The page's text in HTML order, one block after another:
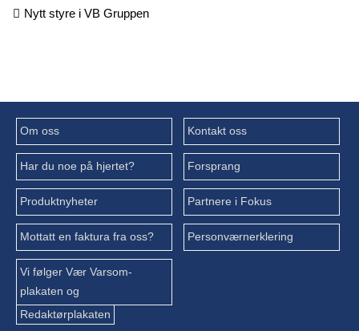
Nytt styre i VB Gruppen
Om oss Kontakt oss
Har du noe på hjertet? Forsprang
Produktnyheter Partnere i Fokus
Mottatt en faktura fra oss? Personværnerklering
Vi følger Vær Varsom-
plakaten og
Redaktørplakaten